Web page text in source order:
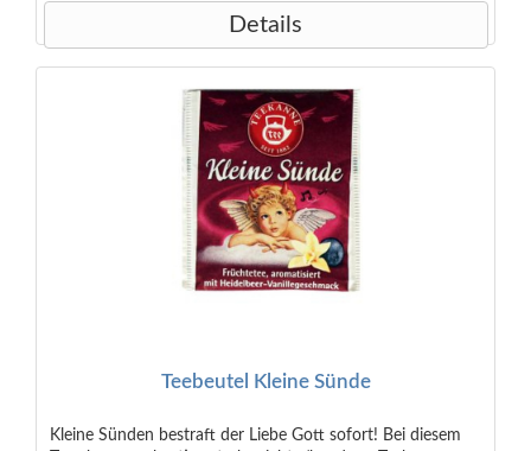
Details
Teebeutel Kleine Sünde
Kleine Sünden bestraft der Liebe Gott sofort! Bei diesem